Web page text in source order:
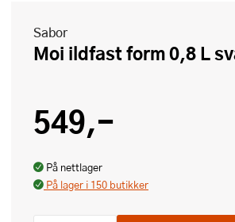
Sabor
Moi ildfast form 0,8 L
549,-
På nettlager
På lager i 150 butikker